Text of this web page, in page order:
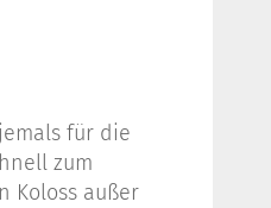
für die
zum
Koloss außer